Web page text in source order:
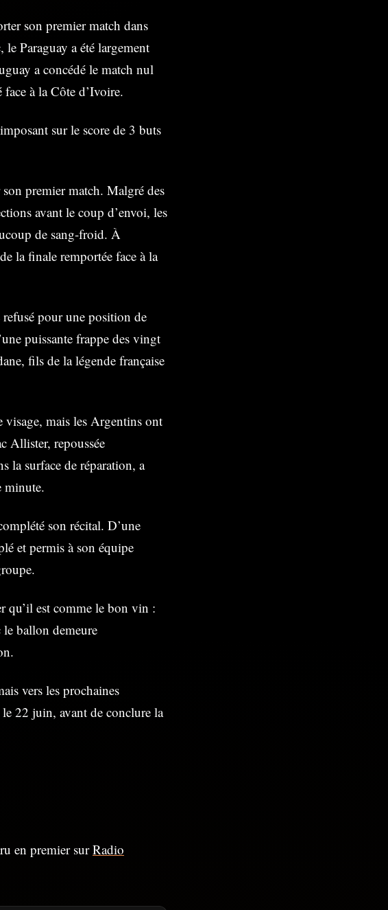
son premier match dans
Paraguay a été largement
a concédé le match nul
face à la Côte d’Ivoire.
sur le score de 3 buts
premier match. Malgré des
avant le coup d’envoi, les
de sang-froid. À
la finale remportée face à la
pour une position de
puissante frappe des vingt
fils de la légende française
visage, mais les Argentins ont
Allister, repoussée
la surface de réparation, a
minute.
son récital. D’une
et permis à son équipe
qu’il est comme le bon vin :
ballon demeure
vers les prochaines
22 juin, avant de conclure la
en premier surRadio